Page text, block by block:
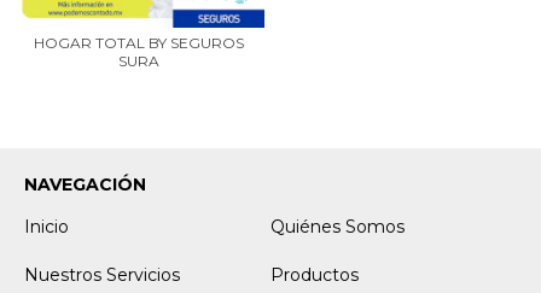
HOGAR TOTAL BY SEGUROS
SURA
NAVEGACIÓN
Inicio
Quiénes Somos
Nuestros Servicios Productos